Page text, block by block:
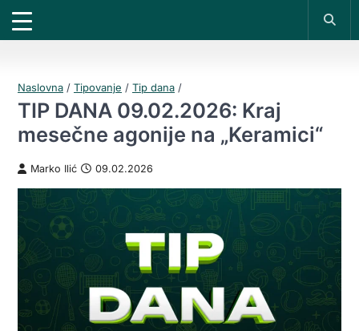
Naslovna / Tipovanje / Tip dana /
TIP DANA 09.02.2026: Kraj
mesečne agonije na „Keramici“
Marko Ilić 09.02.2026